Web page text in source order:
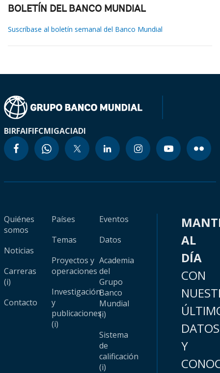
BOLETÍN DEL BANCO MUNDIAL
Suscríbase al boletín semanal del Banco Mundial
BIRFAIFIFCMIGACIADI
Quiénes
somos
Noticias
Carreras
(i)
Contacto
Países
Temas
Proyectos y
operaciones
Investigación
y
publicaciones
(i)
Eventos
Datos
Academia
del
Grupo
Banco
Mundial
(i)
Sistema
de
calificación
(i)
AL
DÍA
CON
DATOS
Y